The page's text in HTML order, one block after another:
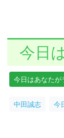
今日
今日はあなたが
中田誠志 今